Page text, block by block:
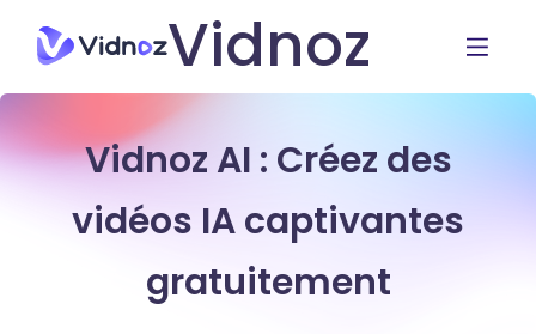
Vidnoz
Vidnoz AI : Créez des
vidéos IA captivantes
gratuitement